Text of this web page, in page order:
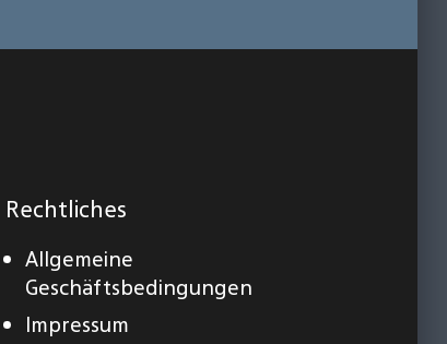
Rechtliches
Allgemeine
Geschäftsbedingungen
Impressum